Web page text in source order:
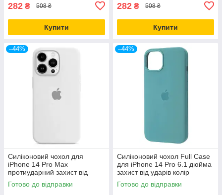
282 ₴ 508 ₴
Купити
282 ₴ 508 ₴
Купити
–44%
Силіконовий чохол для
iPhone 14 Pro Max
протиударний захист від
падінь Білий колір
Готово до відправки
–44%
Силіконовий чохол Full Case
для iPhone 14 Pro 6.1 дюйма
захист від ударів колір
Фісташковий
Готово до відправки